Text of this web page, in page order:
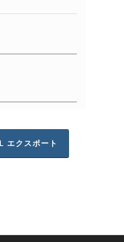
エクスポート